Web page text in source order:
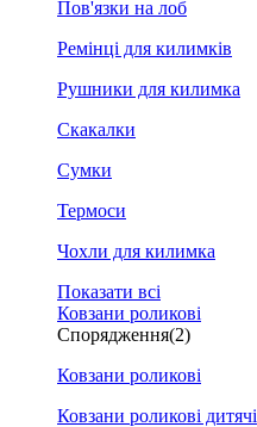
Пов'язки на лоб
Ремінці для килимків
Рушники для килимка
Скакалки
Сумки
Термоси
Чохли для килимка
Показати всі
Ковзани роликові
Спорядження(2)
Ковзани роликові
Ковзани роликові дитячі